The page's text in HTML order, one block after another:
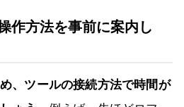
作方法を事前に案内し
、ツールの接続方法で時間が